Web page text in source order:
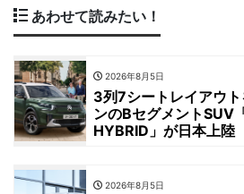
あわせて読みたい！
2026年8月5日
3列7シートレイアウ
ンのBセグメントSUV
HYBRID」が日本上陸
2026年8月5日